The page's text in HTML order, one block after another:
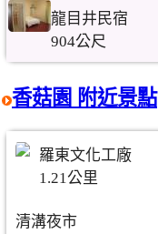
龍目井民宿
904公尺
香菇園 附近景點
羅東文化工廠
1.21公里
清溝夜市